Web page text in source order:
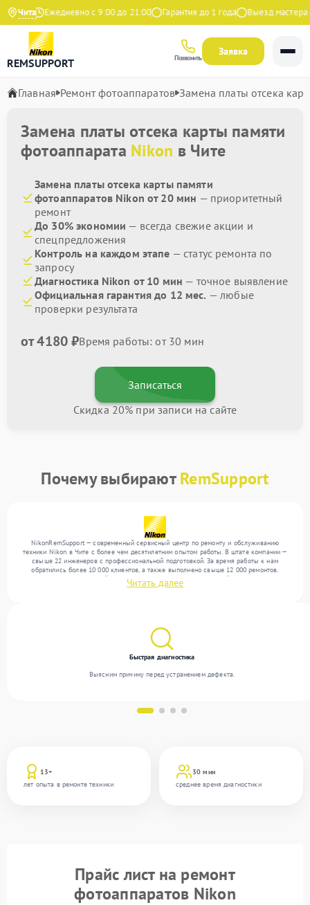
ЧитаЕжедневно с 9:00 до 21:00 Гарантия до 1 года Выезд мастера
REMSUPPORT Позвонить
Заявка
Главная Ремонт фотоаппаратов Замена платы отсека
Замена платы отсека карты памяти
фотоаппарата Nikon в Чите
Замена платы отсека карты памяти
фотоаппаратов Nikon от 20 мин — приоритетный
ремонт
До 30% экономии — всегда свежие акции и
спецпредложения
Контроль на каждом этапе — статус ремонта по
запросу
Диагностика Nikon от 10 мин — точное выявление
Официальная гарантия до 12 мес. — любые
проверки результата
от 4180 ₽Время работы: от 30 мин
Записаться
Скидка 20% при записи на сайте
Почему выбираютRemSupport
NikonRemSupport — современный сервисный центр по ремонту и обслуживанию
техники Nikon в Чите с более чем десятилетним опытом работы. В штате компании —
свыше 22 инженеров с профессиональной подготовкой. За время работы к нам
обратились более 10 000 клиентов, а также выполнено свыше 12 000 ремонтов.
Ежемесячно в сервисный центр поступает более 300 обращений, включая , , . Мы
выполняем ремонт различного уровня сложности и предлагаем стабильный уровень
Читать далее
13+
лет опыта в ремонте техники
30 мин
среднее время диагностики
Быстрая диагностика
Выясним причину перед устранением дефекта.
Прайс лист на ремонт
фотоаппаратов Nikon